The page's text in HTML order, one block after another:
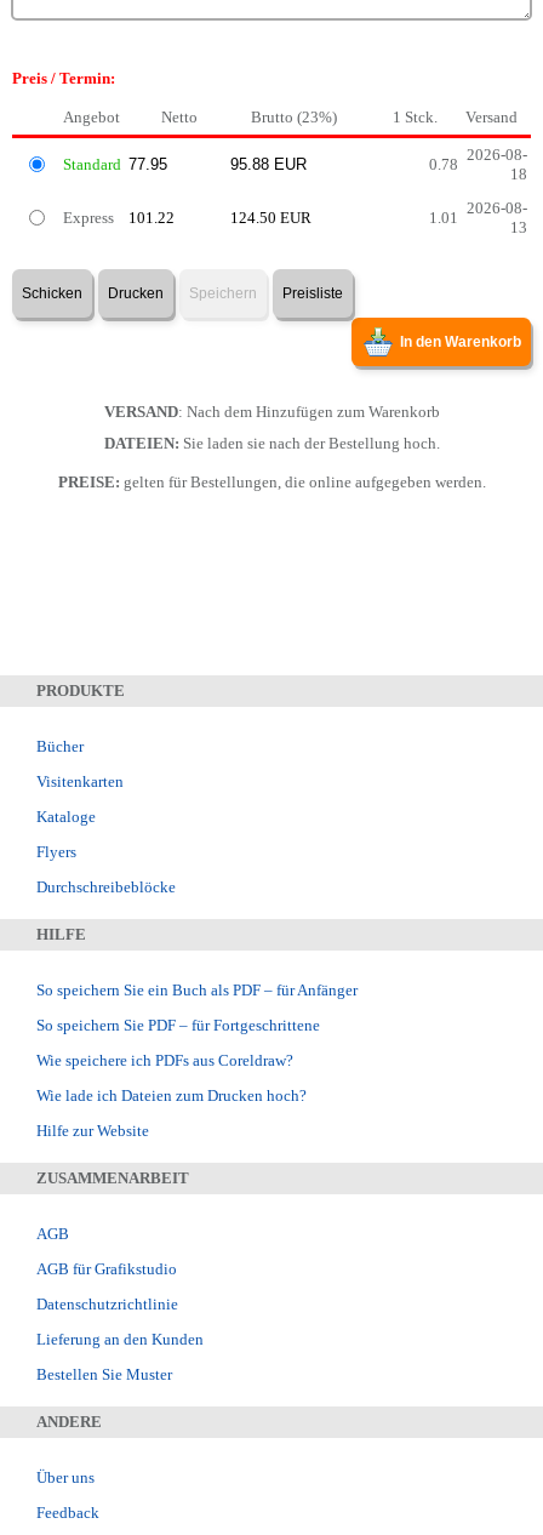
Preis / Termin:
Angebot Netto Brutto (23%) 1 Stck. Versand
Standard 0.78
2026-08-
18
Express 101.22 124.50 EUR 1.01
2026-08-
13
Schicken Drucken Speichern Preisliste
In den Warenkorb
VERSAND: Nach dem Hinzufügen zum Warenkorb
DATEIEN: Sie laden sie nach der Bestellung hoch.
PREISE: gelten für Bestellungen, die online aufgegeben werden.
PRODUKTE
Bücher
Visitenkarten
Kataloge
Flyers
Durchschreibeblöcke
HILFE
So speichern Sie ein Buch als PDF – für Anfänger
So speichern Sie PDF – für Fortgeschrittene
Wie speichere ich PDFs aus Coreldraw?
Wie lade ich Dateien zum Drucken hoch?
Hilfe zur Website
ZUSAMMENARBEIT
AGB
AGB für Grafikstudio
Datenschutzrichtlinie
Lieferung an den Kunden
Bestellen Sie Muster
ANDERE
Über uns
Feedback